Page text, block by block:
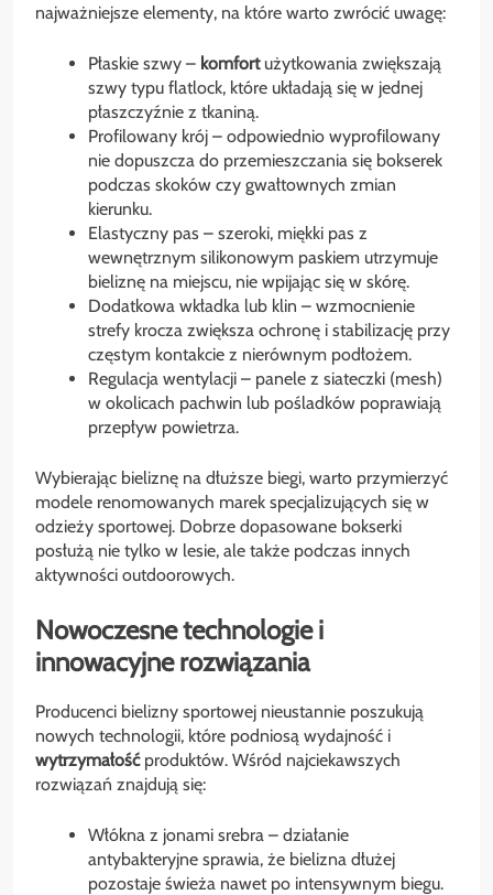
najważniejsze elementy, na które warto zwrócić uwagę:
Płaskie szwy – komfortużytkowania zwiększają
szwy typu flatlock, które układają się w jednej
płaszczyźnie z tkaniną.
Profilowany krój – odpowiednio wyprofilowany
nie dopuszcza do przemieszczania się bokserek
podczas skoków czy gwałtownych zmian
kierunku.
Elastyczny pas – szeroki, miękki pas z
wewnętrznym silikonowym paskiem utrzymuje
bieliznę na miejscu, nie wpijając się w skórę.
Dodatkowa wkładka lub klin – wzmocnienie
strefy krocza zwiększa ochronę i stabilizację przy
częstym kontakcie z nierównym podłożem.
Regulacja wentylacji – panele z siateczki (mesh)
w okolicach pachwin lub pośladków poprawiają
przepływ powietrza.
Wybierając bieliznę na dłuższe biegi, warto przymierzyć
modele renomowanych marek specjalizujących się w
odzieży sportowej. Dobrze dopasowane bokserki
posłużą nie tylko w lesie, ale także podczas innych
aktywności outdoorowych.
Nowoczesne technologie i
innowacyjne rozwiązania
Producenci bielizny sportowej nieustannie poszukują
nowych technologii, które podniosą wydajność i
wytrzymałośćproduktów. Wśród najciekawszych
rozwiązań znajdują się:
Włókna z jonami srebra – działanie
antybakteryjne sprawia, że bielizna dłużej
pozostaje świeża nawet po intensywnym biegu.